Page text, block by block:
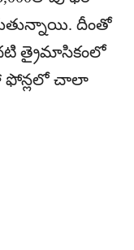
దీంతో
త్రైమాసికంలో
ఫోన్లలో చాలా